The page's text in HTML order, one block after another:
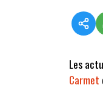
Les
Carmet